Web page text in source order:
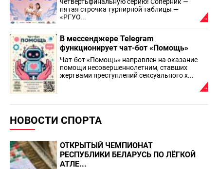
пятая строчка турнирной таблицы —
«РГУО...
В мессенджере Telegram
функционирует чат-бот «Помощь»
Чат-бот «Помощь» направлен на оказание
помощи несовершеннолетним, ставших
жертвами преступлений сексуального х...
НОВОСТИ СПОРТА
ОТКРЫТЫЙ ЧЕМПИОНАТ
РЕСПУБЛИКИ БЕЛАРУСЬ ПО ЛЁГКОЙ
АТЛЕ...